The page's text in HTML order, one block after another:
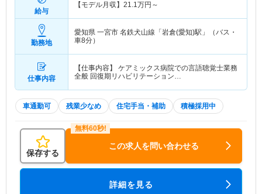
給与
【モデル月収】 21.1万円～
勤務地
愛知県 一宮市 名鉄犬山線「岩倉(愛知)駅」（バス・
車8分）
仕事内容
【仕事内容】 ケアミックス病院での言語聴覚士業務
全般 回復期リハビリテーション…
車通勤可 残業少なめ 住宅手当・補助 積極採用中
保存する
この求人を問い合わせる
詳細を見る